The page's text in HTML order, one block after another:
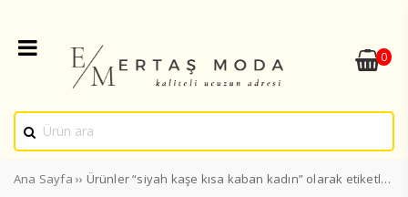
0
Ana Sayfa ›› Ürünler “siyah kaşe kısa kaban kadın” olarak etiketlendi